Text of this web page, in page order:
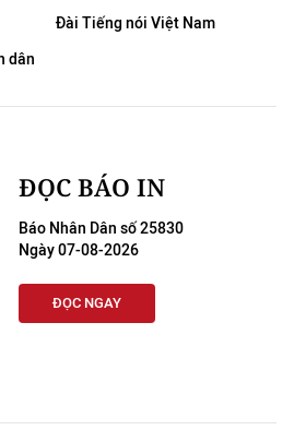
Đài Tiếng nói Việt Nam
dân
ĐỌC BÁO IN
Báo Nhân Dân số 25830
Ngày 07-08-2026
ĐỌC NGAY